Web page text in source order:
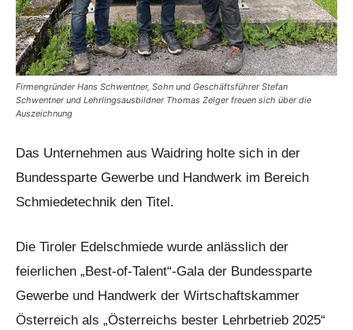
Firmengründer Hans Schwentner, Sohn und Geschäftsführer Stefan
Schwentner und Lehrlingsausbildner Thomas Zelger freuen sich über die
Auszeichnung
Das Unternehmen aus Waidring holte sich in der
Bundessparte Gewerbe und Handwerk im Bereich
Schmiedetechnik den Titel.
Die Tiroler Edelschmiede wurde anlässlich der
feierlichen „Best-of-Talent“-Gala der Bundessparte
Gewerbe und Handwerk der Wirtschaftskammer
Österreich als „Österreichs bester Lehrbetrieb 2025“